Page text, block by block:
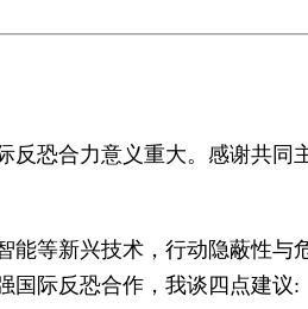
反恐合力意义重大。感谢共同
能等新兴技术，行动隐蔽性与
国际反恐合作，我谈四点建议: